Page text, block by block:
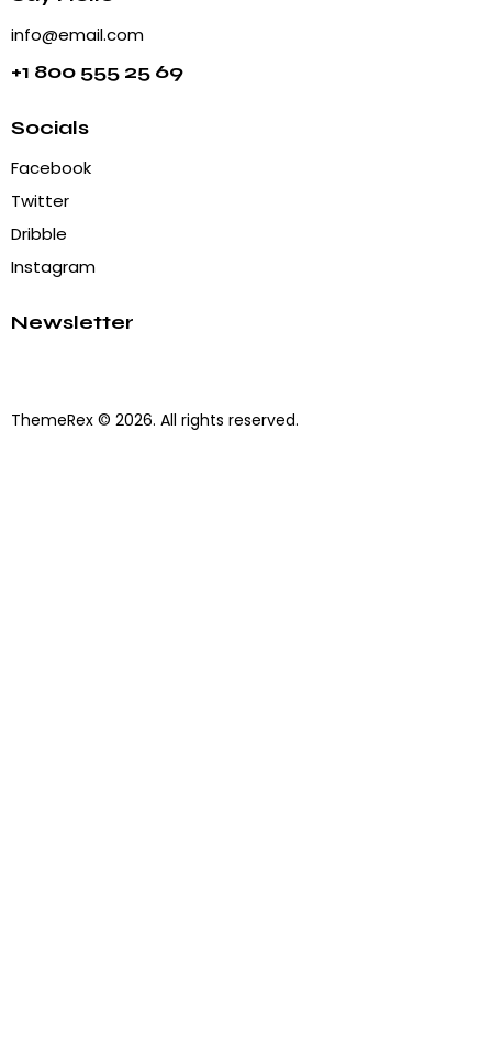
info@email.com
+1 800 555 25 69
Socials
Facebook
Twitter
Dribble
Instagram
Newsletter
ThemeRex © 2026. All rights reserved.